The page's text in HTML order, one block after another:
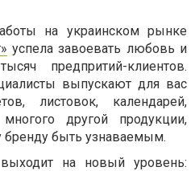
на украинском рынке
успела завоевать любовь и
предпритий-клиентов.
выпускают для вас
листовок, календарей,
другой продукции,
бренду быть узнаваемым.
на новый уровень: